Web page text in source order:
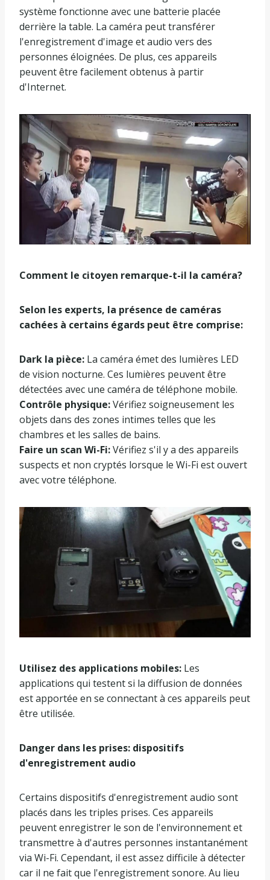
système fonctionne avec une batterie placée
derrière la table. La caméra peut transférer
l'enregistrement d'image et audio vers des
personnes éloignées. De plus, ces appareils
peuvent être facilement obtenus à partir
d'Internet.
Comment le citoyen remarque-t-il la caméra?
Selon les experts, la présence de caméras
cachées à certains égards peut être comprise:
Dark la pièce: La caméra émet des lumières LED
de vision nocturne. Ces lumières peuvent être
détectées avec une caméra de téléphone mobile.
Contrôle physique:Vérifiez soigneusement les
objets dans des zones intimes telles que les
chambres et les salles de bains.
Faire un scan Wi-Fi:Vérifiez s'il y a des appareils
suspects et non cryptés lorsque le Wi-Fi est ouvert
avec votre téléphone.
Utilisez des applications mobiles: Les
applications qui testent si la diffusion de données
est apportée en se connectant à ces appareils peut
être utilisée.
Danger dans les prises: dispositifs
d'enregistrement audio
Certains dispositifs d'enregistrement audio sont
placés dans les triples prises. Ces appareils
peuvent enregistrer le son de l'environnement et
transmettre à d'autres personnes instantanément
via Wi-Fi. Cependant, il est assez difficile à détecter
car il ne fait que l'enregistrement sonore. Au lieu